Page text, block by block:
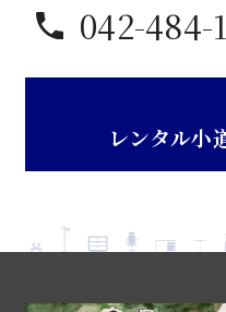
042-484-
レンタル小